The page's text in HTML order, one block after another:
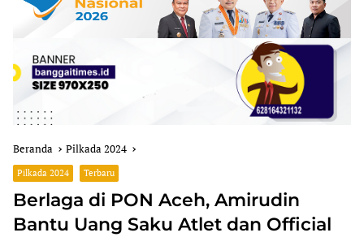
Beranda Pilkada 2024
Pilkada 2024 Terbaru
Berlaga di PON Aceh, Amirudin
Bantu Uang Saku Atlet dan Official